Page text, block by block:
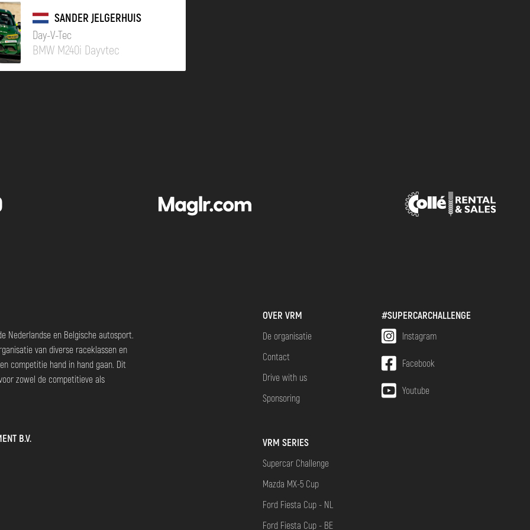
SANDER JELGERHUIS
Day-V-Tec
BMW M240i Dayvtec
Nederlandse en Belgische autosport.
van diverse raceklassen en
competitie hand in hand gaan. Dit
zowel de competitieve als
B.V.
OVER VRM
De organisatie
Contact
Drive with us
Sponsoring
VRM SERIES
Supercar Challenge
Mazda MX-5 Cup
Ford Fiesta Cup - NL
Ford Fiesta Cup - BE
#SUPERCARCHALLENGE
Instagram
Facebook
Youtube